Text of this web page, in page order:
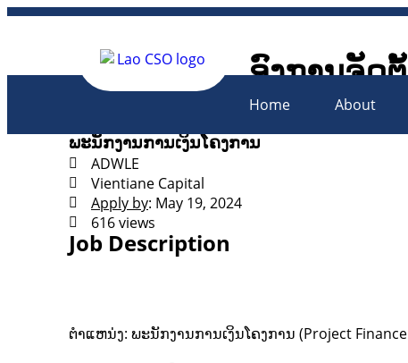
ອົງການຈັດ
Lao Civil
Home About
ພະນັກງານການເງິນໂຄງການ
ADWLE
Vientiane Capital
Apply by: May 19, 2024
616 views
Job Description
ຕຳແຫນ່ງ: ພະນັກງານການເງິນໂຄງການ (Project